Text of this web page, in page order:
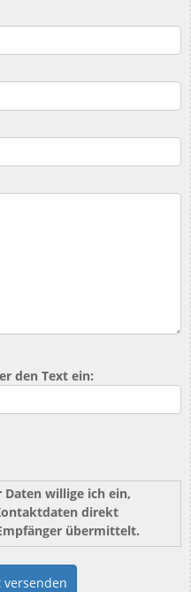
den Text ein:
willige ich ein,
direkt
übermittelt.